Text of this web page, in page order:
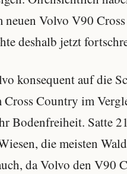
neuen Volvo V90
deshalb jetzt
konsequent auf die
Cross Country im
Bodenfreiheit. Satte
die meisten
da Volvo den